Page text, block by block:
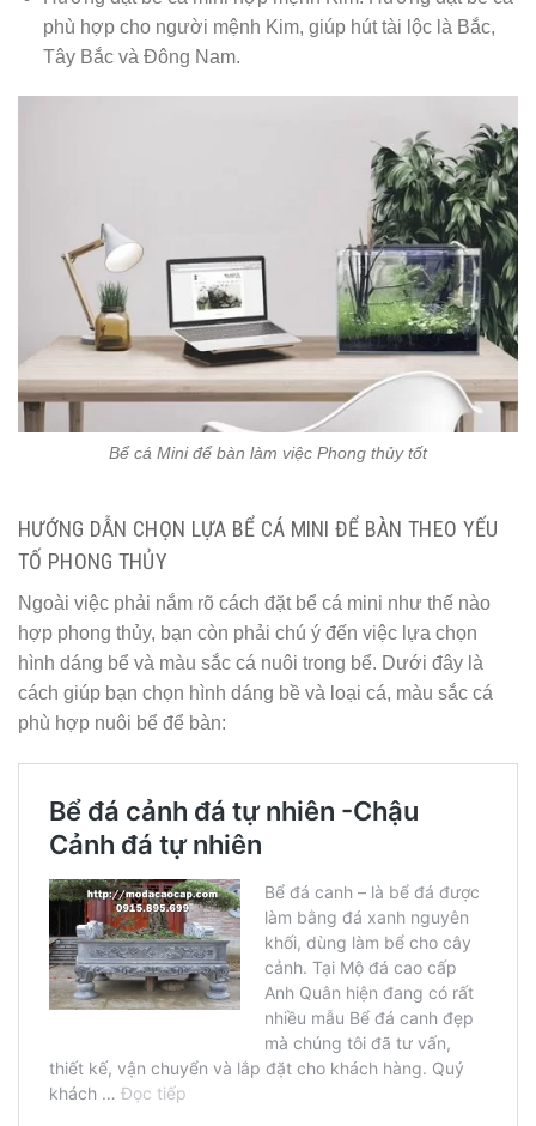
phù hợp cho người mệnh Kim, giúp hút tài lộc là Bắc,
Tây Bắc và Đông Nam.
Bể cá Mini để bàn làm việc Phong thủy tốt
HƯỚNG DẪN CHỌN LỰA BỂ CÁ MINI ĐỂ BÀN THEO YẾU
TỐ PHONG THỦY
Ngoài việc phải nắm rõ cách đặt bể cá mini như thế nào
hợp phong thủy, bạn còn phải chú ý đến việc lựa chọn
hình dáng bể và màu sắc cá nuôi trong bể. Dưới đây là
cách giúp bạn chọn hình dáng bề và loại cá, màu sắc cá
phù hợp nuôi bể để bàn: